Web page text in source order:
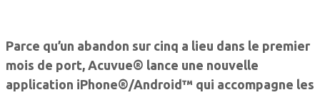
Parce qu’un abandon sur cinq a lieu dans le premier
mois de port, Acuvue® lance une nouvelle
application iPhone®/Android™ qui accompagne les